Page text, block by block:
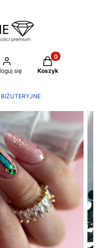
się
Produkty w
Koszyk